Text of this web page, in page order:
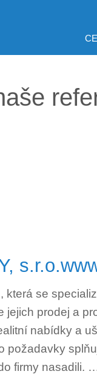
s.r.o.
která se
prodej a
nabídky a
požadavky
firmy nasadili.